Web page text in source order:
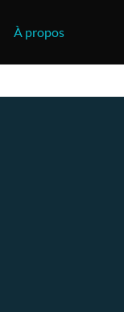
À propos